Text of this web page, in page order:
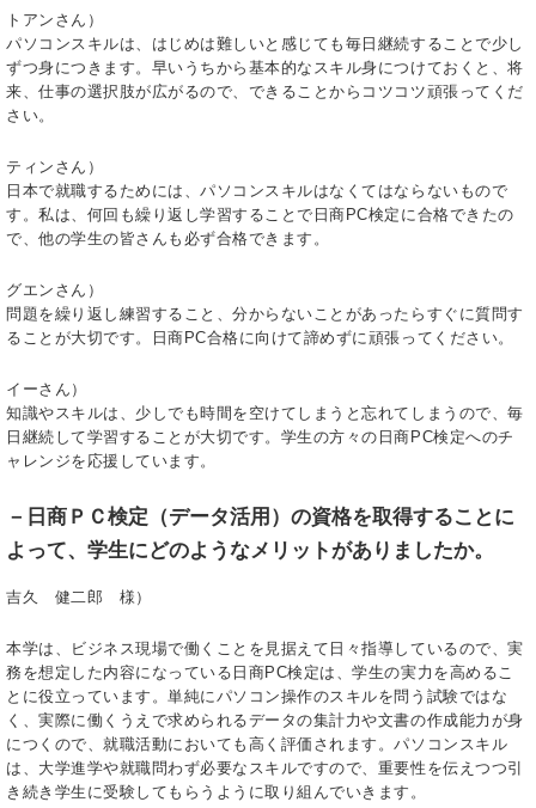
トアンさん）
パソコンスキルは、はじめは難しいと感じても毎日継続することで少し
ずつ身につきます。早いうちから基本的なスキル身につけておくと、将
来、仕事の選択肢が広がるので、できることからコツコツ頑張ってくだ
さい。
ティンさん）
日本で就職するためには、パソコンスキルはなくてはならないもので
す。私は、何回も繰り返し学習することで日商PC検定に合格できたの
で、他の学生の皆さんも必ず合格できます。
グエンさん）
問題を繰り返し練習すること、分からないことがあったらすぐに質問す
ることが大切です。日商PC合格に向けて諦めずに頑張ってください。
イーさん）
知識やスキルは、少しでも時間を空けてしまうと忘れてしまうので、毎
日継続して学習することが大切です。学生の方々の日商PC検定へのチ
ャレンジを応援しています。
－ 日商ＰＣ検定（データ活用）の資格を取得することに
よって、学生にどのようなメリットがありましたか。
吉久 健二郎 様）
本学は、ビジネス現場で働くことを見据えて日々指導しているので、実
務を想定した内容になっている日商PC検定は、学生の実力を高めるこ
とに役立っています。単純にパソコン操作のスキルを問う試験ではな
く、実際に働くうえで求められるデータの集計力や文書の作成能力が身
につくので、就職活動においても高く評価されます。パソコンスキル
は、大学進学や就職問わず必要なスキルですので、重要性を伝えつつ引
き続き学生に受験してもらうように取り組んでいきます。